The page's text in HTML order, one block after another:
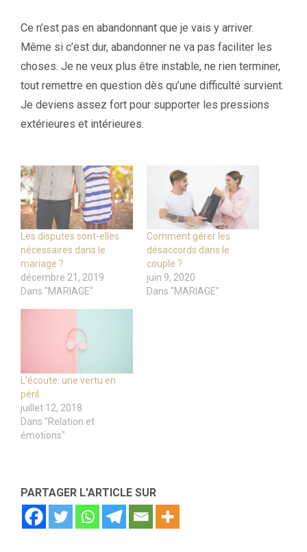
Ce n’est pas en abandonnant que je vais y arriver.
Même si c’est dur, abandonner ne va pas faciliter les
choses. Je ne veux plus être instable, ne rien terminer,
tout remettre en question dès qu’une difficulté survient.
Je deviens assez fort pour supporter les pressions
extérieures et intérieures.
Les disputes sont-elles
nécessaires dans le
mariage ?
décembre 21, 2019
Dans "MARIAGE"
Comment gérer les
désaccords dans le
couple ?
juin 9, 2020
Dans "MARIAGE"
L’écoute: une vertu en
péril.
juillet 12, 2018
Dans "Relation et
émotions"
PARTAGER L'ARTICLE SUR